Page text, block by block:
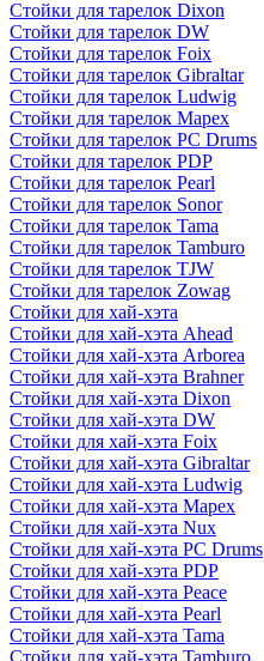
Стойки для тарелок Dixon
Стойки для тарелок DW
Стойки для тарелок Foix
Стойки для тарелок Gibraltar
Стойки для тарелок Ludwig
Стойки для тарелок Mapex
Стойки для тарелок PC Drums
Стойки для тарелок PDP
Стойки для тарелок Pearl
Стойки для тарелок Sonor
Стойки для тарелок Tama
Стойки для тарелок Tamburo
Стойки для тарелок TJW
Стойки для тарелок Zowag
Стойки для хай-хэта
Стойки для хай-хэта Ahead
Стойки для хай-хэта Arborea
Стойки для хай-хэта Brahner
Стойки для хай-хэта Dixon
Стойки для хай-хэта DW
Стойки для хай-хэта Foix
Стойки для хай-хэта Gibraltar
Стойки для хай-хэта Ludwig
Стойки для хай-хэта Mapex
Стойки для хай-хэта Nux
Стойки для хай-хэта PC Drums
Стойки для хай-хэта PDP
Стойки для хай-хэта Peace
Стойки для хай-хэта Pearl
Стойки для хай-хэта Tama
Стойки для хай-хэта Tamburo